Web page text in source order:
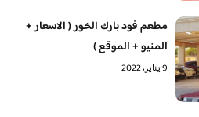
مطعم فود بارك الخور ( الاسعار +
المنيو + الموقع )
9 يناير، 2022